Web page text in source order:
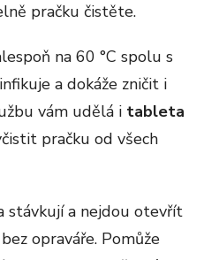
pračku čistěte.
na 60 °C spolu s
a dokáže zničit i
vám udělá i tableta
pračku od všech
stávkují a nejdou otevřít
opraváře. Pomůže